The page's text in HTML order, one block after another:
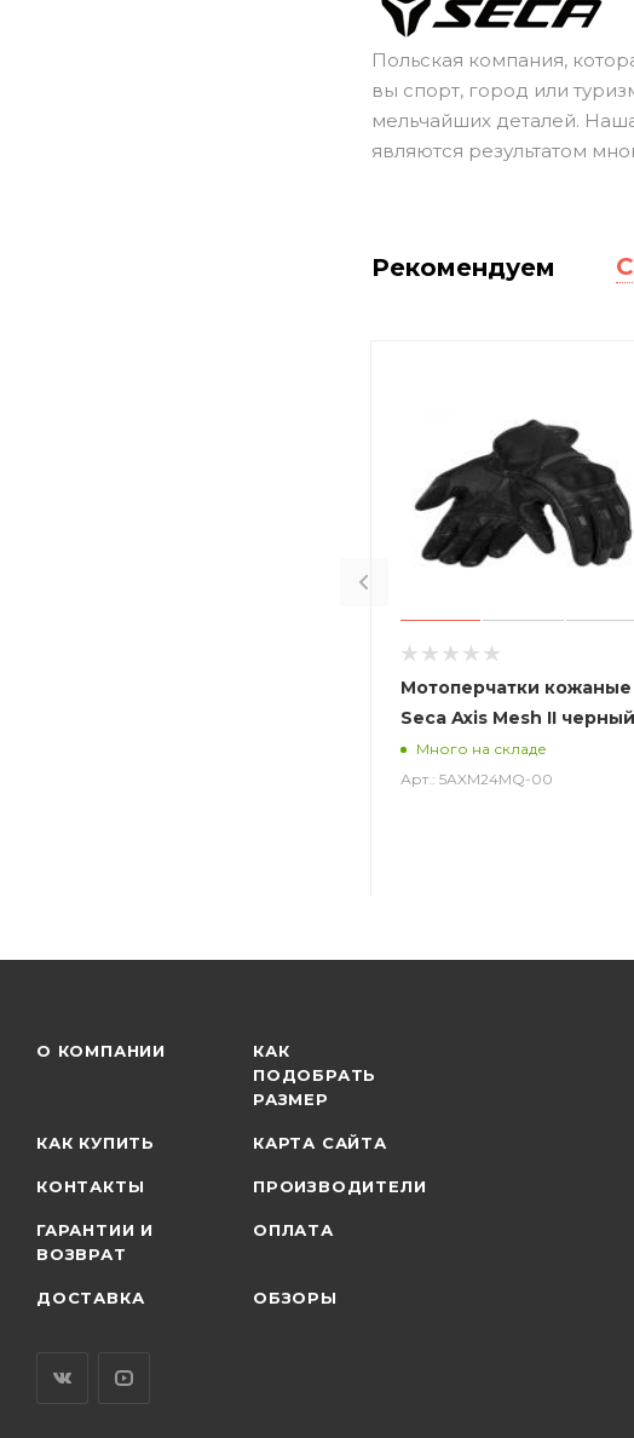
Польская компания,
вы спорт, город или
мельчайших деталей.
являются результатом
Рекомендуем
Мотоперчатки кожаные
Seca Axis Mesh II черный
Много на складе
Арт.: 5AXM24MQ-00
О КОМПАНИИ
КАК
ПОДОБРАТЬ
РАЗМЕР
КАК КУПИТЬ КАРТА САЙТА
КОНТАКТЫ ПРОИЗВОДИТЕЛИ
ГАРАНТИИ И
ВОЗВРАТ
ОПЛАТА
ДОСТАВКА ОБЗОРЫ